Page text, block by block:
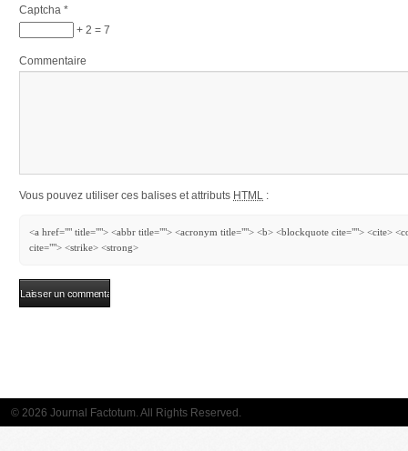
Captcha *
+ 2 = 7
Commentaire
Vous pouvez utiliser ces balises et attributs HTML :
<a href="" title=""> <abbr title=""> <acronym title=""> <b> <blockquote cite=""> <cite>
cite=""> <strike> <strong>
© 2026 Journal Factotum. All Rights Reserved.